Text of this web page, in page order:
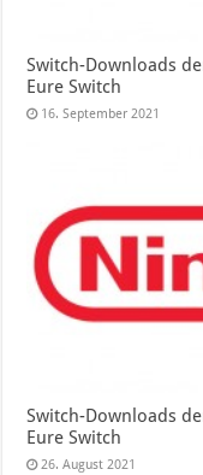
Switch-Downloads
Eure Switch
16. September 2021
Switch-Downloads
Eure Switch
26. August 2021